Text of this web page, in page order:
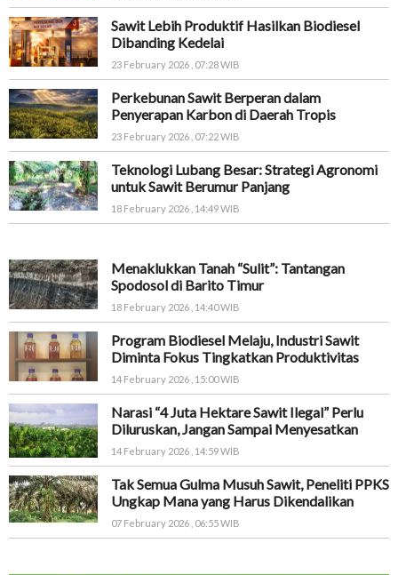
Sawit Lebih Produktif Hasilkan Biodiesel
Dibanding Kedelai
23 February 2026 , 07:28 WIB
Perkebunan Sawit Berperan dalam
Penyerapan Karbon di Daerah Tropis
23 February 2026 , 07:22 WIB
Teknologi Lubang Besar: Strategi Agronomi
untuk Sawit Berumur Panjang
18 February 2026 , 14:49 WIB
Menaklukkan Tanah “Sulit”: Tantangan
Spodosol di Barito Timur
18 February 2026 , 14:40 WIB
Program Biodiesel Melaju, Industri Sawit
Diminta Fokus Tingkatkan Produktivitas
14 February 2026 , 15:00 WIB
Narasi “4 Juta Hektare Sawit Ilegal” Perlu
Diluruskan, Jangan Sampai Menyesatkan
14 February 2026 , 14:59 WIB
Tak Semua Gulma Musuh Sawit, Peneliti PPKS
Ungkap Mana yang Harus Dikendalikan
07 February 2026 , 06:55 WIB